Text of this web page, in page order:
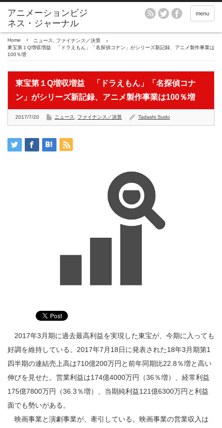
アニメーションビジ
ネス・ジャーナル
menu
Home ニュース
ファイナンス／決算
東宝第１Q増収増益 「ドラえもん」「名探偵コナン」がシリーズ新記録、アニメ製作事業は
100％増
東宝第１Q増収増益 「ドラえもん」「名探偵コナ
ン」がシリーズ新記録、アニメ製作事業は100％増
2017/7/20 ニュース ファイナンス／決算 Tadashi Sudo
2017年3月期に過去最高利益を実現した東宝が、今期に入っても
好調を維持している。2017年7月18日に発表された18年3月期第1
四半期の連結売上高は710億200万円と前年同期比22.8％増と高い
伸びを見せた。営業利益は174億4000万円（36％増）、経常利益
175億7800万円（36.3％増）、当期純利益121億6300万円と利益
面でも勢いがある。
映画事業と演劇事業が、牽引している。映画事業の営業収入は